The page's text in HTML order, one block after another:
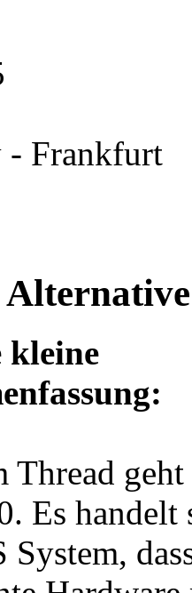
- Frankfurt
kleine
Thread
Es handelt